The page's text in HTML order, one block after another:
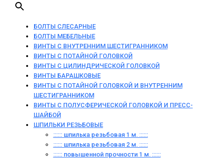
БОЛТЫ СЛЕСАРНЫЕ
БОЛТЫ МЕБЕЛЬНЫЕ
ВИНТЫ С ВНУТРЕННИМ ШЕСТИГРАННИКОМ
ВИНТЫ С ПОТАЙНОЙ ГОЛОВКОЙ
ВИНТЫ С ЦИЛИНДРИЧЕСКОЙ ГОЛОВКОЙ
ВИНТЫ БАРАШКОВЫЕ
ВИНТЫ С ПОТАЙНОЙ ГОЛОВКОЙ И ВНУТРЕННИМ
ШЕСТИГРАННИКОМ
ВИНТЫ С ПОЛУСФЕРИЧЕСКОЙ ГОЛОВКОЙ И ПРЕСС-
ШАЙБОЙ
ШПИЛЬКИ РЕЗЬБОВЫЕ
:::::: шпилька резьбовая 1 м. ::::::
:::::: шпилька резьбовая 2 м. ::::::
:::::: повышенной прочности 1 м. ::::::